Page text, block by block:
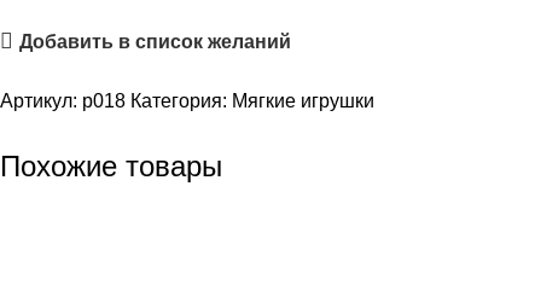
Добавить в список желаний
Артикул: p018 Категория: Мягкие игрушки
Похожие товары